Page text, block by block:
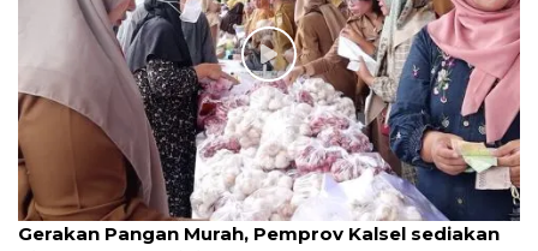
Gerakan Pangan Murah, Pemprov Kalsel sediakan